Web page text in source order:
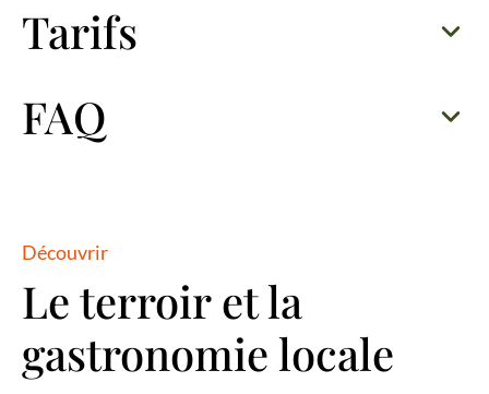
Tarifs
FAQ
Découvrir
Le terroir et la
gastronomie locale